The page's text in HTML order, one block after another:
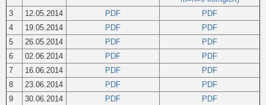
3
12.05.2014 PDF
PDF
4
19.05.2014 PDF
PDF
5
26.05.2014 PDF
PDF
6
02.06.2014 PDF
PDF
7
16.06.2014 PDF
PDF
8
23.06.2014 PDF
PDF
9
30.06.2014 PDF
PDF